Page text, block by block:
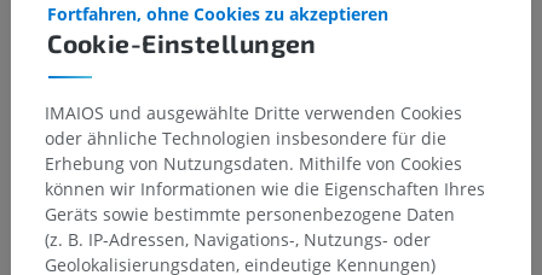
Vergleichende Anatomie bei
Menschen
Übersetzungen
Cookie-Einstellungen
Fortfahren, ohne Cookies zu akzeptieren
IMAIOS und ausgewählte Dritte verwenden Cookies
oder ähnliche Technologien insbesondere für die
Erhebung von Nutzungsdaten. Mithilfe von Cookies
können wir Informationen wie die Eigenschaften Ihres
Geräts sowie bestimmte personenbezogene Daten
(z. B. IP-Adressen, Navigations-, Nutzungs- oder
Geolokalisierungsdaten, eindeutige Kennungen)